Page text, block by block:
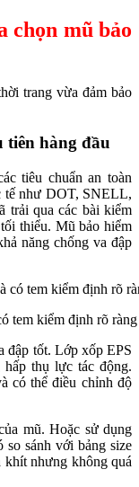
chọn mũ bảo
trang vừa đảm bảo
tiên hàng đầu
tiêu chuẩn an toàn
tế như DOT, SNELL,
trải qua các bài kiểm
thiểu. Mũ bảo hiểm
năng chống va đập
tem kiểm định rõ ràng
đập tốt. Lớp xốp EPS
hấp thụ lực tác động.
có thể điều chỉnh độ
mũ. Hoặc sử dụng
so sánh với bảng size
khít nhưng không quá